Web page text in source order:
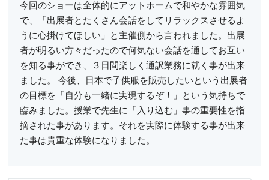
今回のショーは全体的にアットホームで和やかな雰囲気
で、「出展者とたくさん会話をしてリラックスさせるよ
うに心掛けてほしい」と主催側から言われました。出展
者が明るい方々だったので何気ない会話を通してお互い
を知る事ができ、３日間楽しく通訳業務に就く事が出来
ました。 今後、日本で子供服を販売したいという出展者
の目標を「自分も一緒に実現するぞ！」という気持ちで
臨みました。授業で先生に「入り込む」事の重要性を指
摘された事があります。それを実際に体験する事が出来
た事は貴重な体験になりました。